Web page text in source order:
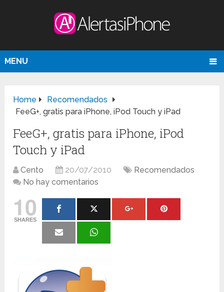
MENU
Home
Recomendados
FeeG+, gratis para iPhone, iPod Touch y iPad
FeeG+, gratis para iPhone, iPod
Touch y iPad
Cento 20/07/2010
Recomendados
No hay comentarios
10
SHARES